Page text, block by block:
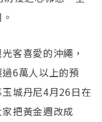
客喜愛的沖繩，
6萬人以上的預
城丹尼4月26日在
把黃金週改成